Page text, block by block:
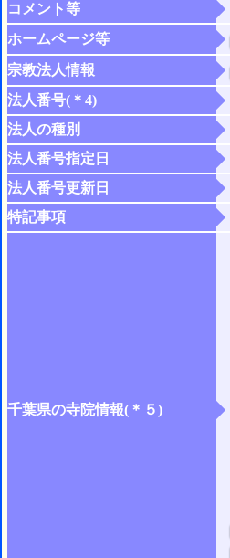
コメント等
ホームページ等
宗教法人情報
法人番号(＊4)
法人の種別
法人番号指定日
法人番号更新日
特記事項
千葉県の寺院情報(＊５)